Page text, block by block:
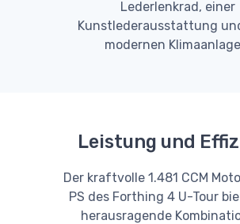
Lederlenkrad, einer
Kunstlederausstattung
modernen
Leistung und
Der kraftvolle 1.481 CCM
PS des Forthing 4 U-Tour
herausragende